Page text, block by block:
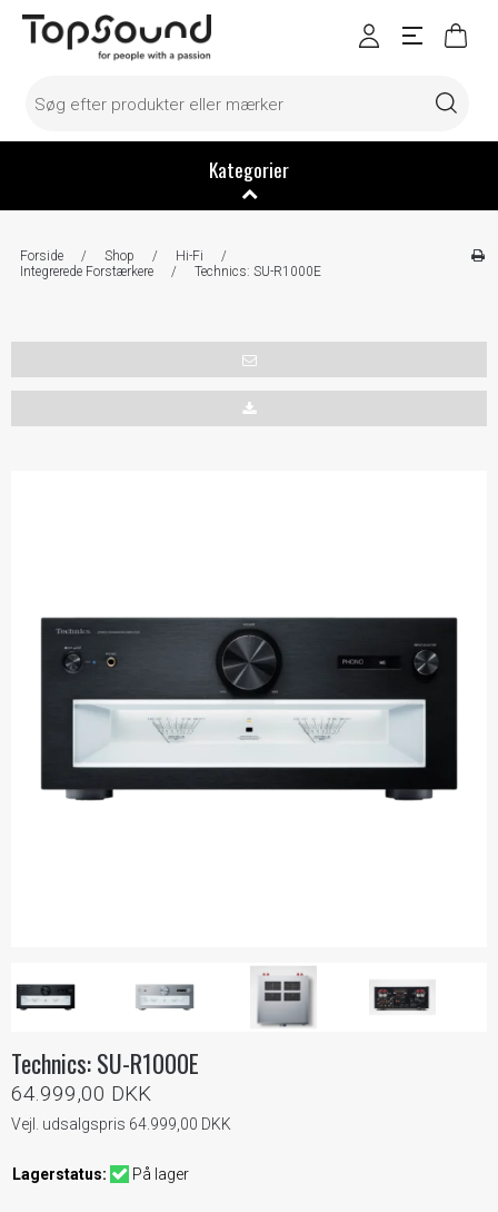
Kategorier
Forside / Shop / Hi-Fi
/
Integrerede Forstærkere
/ Technics: SU-R1000E
Technics: SU-R1000E
64.999,00 DKK
Vejl. udsalgspris 64.999,00 DKK
Lagerstatus: På lager